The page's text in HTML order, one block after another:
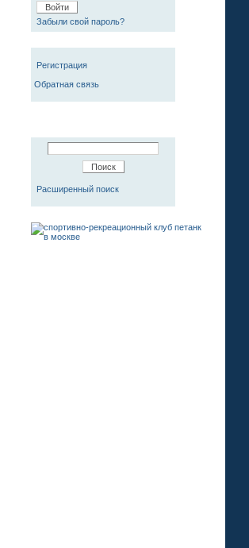
Забыли свой пароль?
Регистрация
Обратная связь
Расширенный поиск